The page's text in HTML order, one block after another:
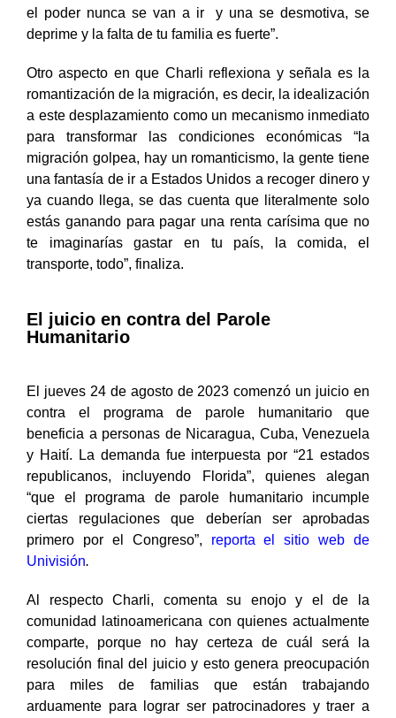
el poder nunca se van a ir y una se desmotiva, se
deprime y la falta de tu familia es fuerte”.
Otro aspecto en que Charli reflexiona y señala es la
romantización de la migración, es decir, la idealización
a este desplazamiento como un mecanismo inmediato
para transformar las condiciones económicas
“la
migración golpea, hay un romanticismo, la gente tiene
una fantasía de ir a Estados Unidos a recoger dinero y
ya cuando llega, se das cuenta que literalmente solo
estás ganando para pagar una renta carísima que no
te imaginarías gastar en tu país, la comida, el
transporte, todo”, finaliza.
El juicio en contra del Parole
Humanitario
El jueves 24 de agosto de 2023 comenzó un juicio en
contra el programa de parole humanitario que
beneficia a personas de Nicaragua, Cuba, Venezuela
y Haití. La demanda fue interpuesta por “21 estados
republicanos, incluyendo Florida”, quienes alegan
“que el programa de parole humanitario incumple
ciertas regulaciones que deberían ser aprobadas
primero por el Congreso”, reporta el sitio web de
Univisión.
Al respecto Charli, comenta su enojo y el de la
comunidad latinoamericana con quienes actualmente
comparte, porque no hay certeza de cuál será la
resolución final del juicio y esto genera preocupación
para miles de familias que están trabajando
arduamente para lograr ser patrocinadores y traer a